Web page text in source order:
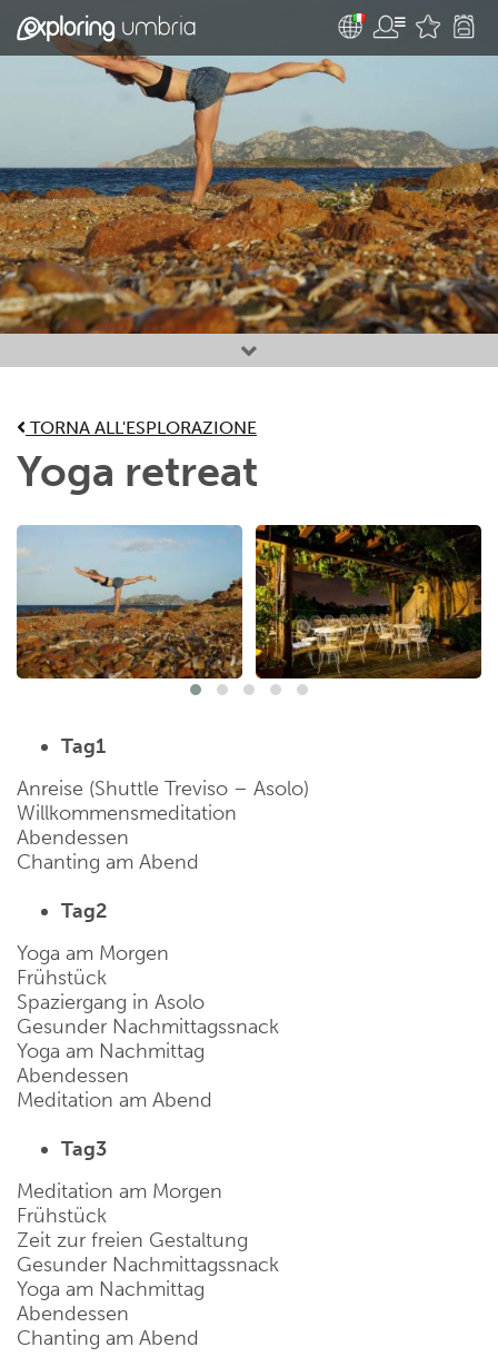
Attività preferite
TORNA ALL'ESPLORAZIONE
Yoga retreat
Tag1
Anreise (Shuttle Treviso – Asolo)
Willkommensmeditation
Abendessen
Chanting am Abend
Tag2
Yoga am Morgen
Frühstück
Spaziergang in Asolo
Gesunder Nachmittagssnack
Yoga am Nachmittag
Abendessen
Meditation am Abend
Tag3
Meditation am Morgen
Frühstück
Zeit zur freien Gestaltung
Gesunder Nachmittagssnack
Yoga am Nachmittag
Abendessen
Chanting am Abend